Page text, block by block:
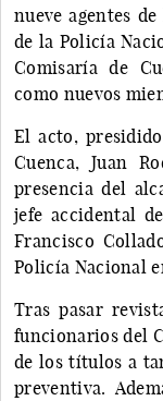
nueve agentes
de la Policía
Comisaría de
como nuevos
El acto,
Cuenca, Juan
presencia del
jefe accidental
Francisco
Policía Nacional
Tras pasar
funcionarios del
de los títulos a
preventiva.